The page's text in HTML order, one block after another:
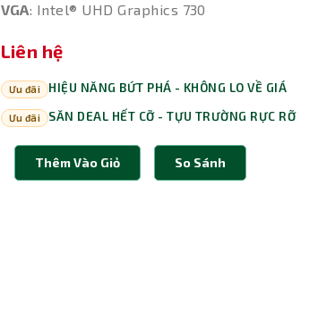
VGA: Intel® UHD Graphics 730
Liên hệ
Ưu đãi HIỆU NĂNG BỨT PHÁ - KHÔNG LO VỀ GIÁ
Ưu đãi SĂN DEAL HẾT CỠ - TỰU TRƯỜNG RỰC RỠ
Thêm Vào Giỏ So Sánh